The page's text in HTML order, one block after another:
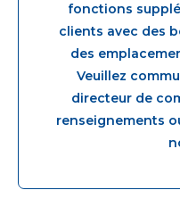
fonctions
clients avec des
des
Veuillez
directeur de
renseignements